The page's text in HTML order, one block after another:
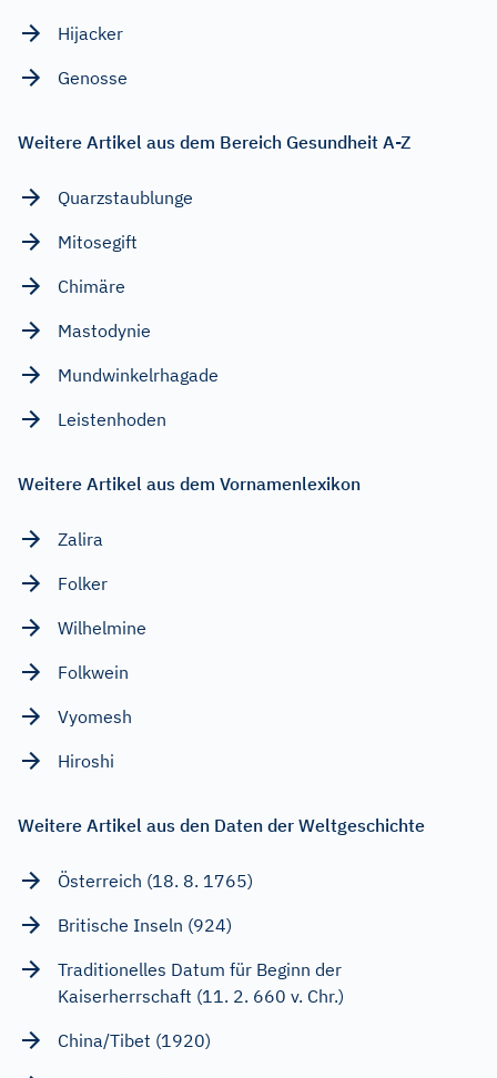
Hijacker
Genosse
Weitere Artikel aus dem Bereich Gesundheit A-Z
Quarzstaublunge
Mitosegift
Chimäre
Mastodynie
Mundwinkelrhagade
Leistenhoden
Weitere Artikel aus dem Vornamenlexikon
Zalira
Folker
Wilhelmine
Folkwein
Vyomesh
Hiroshi
Weitere Artikel aus den Daten der Weltgeschichte
Österreich (18. 8. 1765)
Britische Inseln (924)
Traditionelles Datum für Beginn der
Kaiserherrschaft (11. 2. 660 v. Chr.)
China/Tibet (1920)